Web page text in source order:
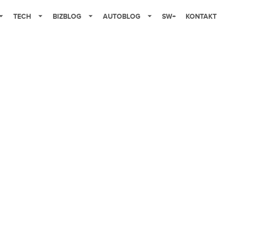
TECH BIZBLOG AUTOBLOG SW+ KONTAKT